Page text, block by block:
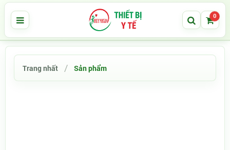
0
Trang nhất Sản phẩm